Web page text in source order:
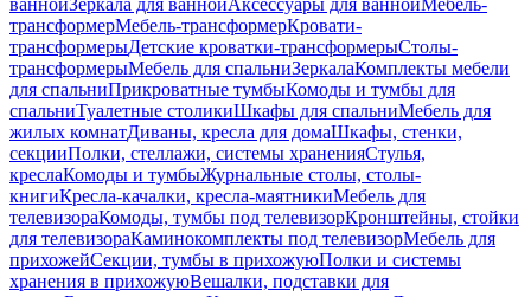
ваннойЗеркала для ваннойАксессуары для ваннойМебель-
трансформерМебель-трансформерКровати-
трансформерыДетские кроватки-трансформерыСтолы-
трансформерыМебель для спальниЗеркалаКомплекты мебели
для спальниПрикроватные тумбыКомоды и тумбы для
спальниТуалетные столикиШкафы для спальниМебель для
жилых комнатДиваны, кресла для домаШкафы, стенки,
секцииПолки, стеллажи, системы храненияСтулья,
креслаКомоды и тумбыЖурнальные столы, столы-
книгиКресла-качалки, кресла-маятникиМебель для
телевизораКомоды, тумбы под телевизорКронштейны, стойки
для телевизораКаминокомплекты под телевизорМебель для
прихожейСекции, тумбы в прихожуюПолки и системы
хранения в прихожуюВешалки, подставки для